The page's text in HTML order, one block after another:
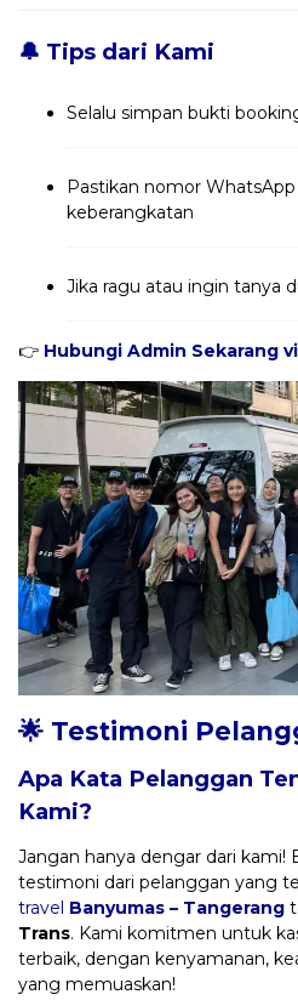
🔔 Tips dari Kami
Selalu simpan bukti
Pastikan nomor
keberangkatan
Jika ragu atau ingin tanya
👉 Hubungi Admin Sekarang
🌟 Testimoni
Apa Kata Pelanggan
Kami?
Jangan hanya dengar dari kami!
testimoni dari pelanggan yang
travel Banyumas – Tangerang
Trans. Kami komitmen untuk
terbaik, dengan kenyamanan,
yang memuaskan!